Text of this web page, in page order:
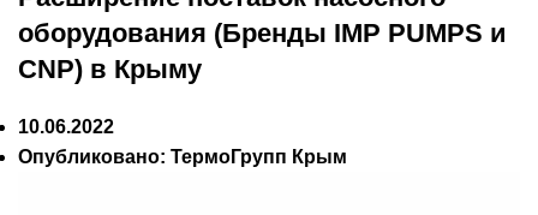
оборудования (Бренды IMP PUMPS и
CNP) в Крыму
10.06.2022
Опубликовано: ТермоГрупп Крым